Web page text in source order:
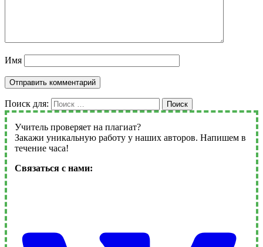
Имя
Поиск для: Поиск
Учитель проверяет на плагиат?
Закажи уникальную работу у наших авторов. Напишем в
течение часа!
Связаться с нами: